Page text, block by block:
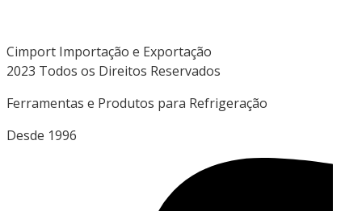
Cimport Importação e Exportação
2023 Todos os Direitos Reservados
Ferramentas e Produtos para Refrigeração
Desde 1996